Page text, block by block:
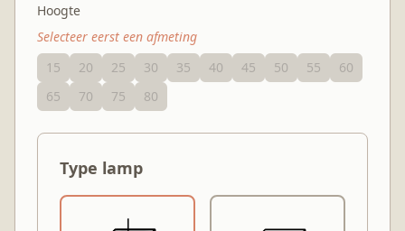
Hoogte
Selecteer eerst een afmeting
15
20 25 30 35 40 45 50 55
60
65
70 75 80
Type lamp